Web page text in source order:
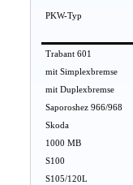
PKW-Typ
Trabant 601
mit Simplexbremse
mit Duplexbremse
Saporoshez 966/968
Skoda
1000 MB
S100
S105/120L